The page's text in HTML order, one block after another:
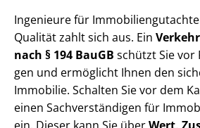
Ingenieure für
Qualität zahlt sich aus. Ein
nach § 194 BauGB schützt Sie
gen und ermöglicht Ihnen den
Immobilie. Schalten Sie vor dem
einen Sach­ver­stän­di­gen für